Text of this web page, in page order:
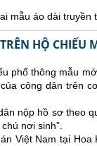
mẫu áo dài truyền
HỘ CHIẾU
phổ thông mẫu
công dân trên
nộp hồ sơ theo
nơi sinh”.
Việt Nam tại Hoa